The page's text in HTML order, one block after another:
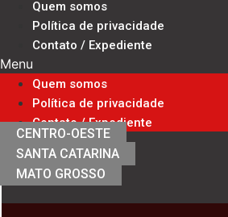
conteúdo
Quem somos
Política de privacidade
Contato / Expediente
Menu
Quem somos
Política de privacidade
Contato / Expediente
CENTRO-OESTE
SANTA CATARINA
MATO GROSSO